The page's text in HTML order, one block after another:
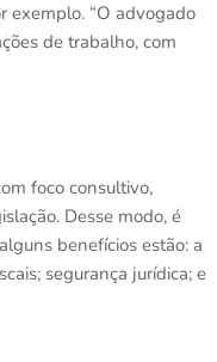
exemplo. “O advogado
de trabalho, com
foco consultivo,
Desse modo, é
benefícios estão: a
segurança jurídica; e